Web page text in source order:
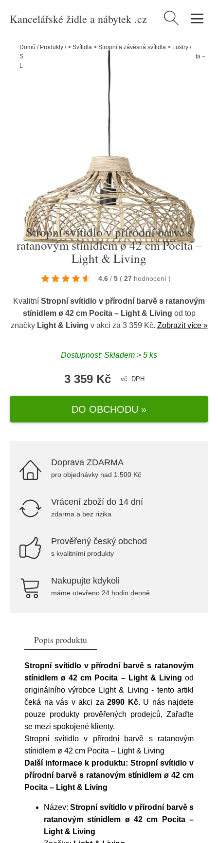
Kancelářské židle a nábytek .cz Vyhledávání
Domů / Produkty /> Svítidla > Stropní a závěsná svítidla > Lustry /
Stropní svítidlo v přírodní barvě s ratanovým stínidlem ø 42 cm Pocita –
Light & Living
Stropní svítidlo v přírodní barvě s
ratanovým stínidlem ø 42 cm Pocita –
Light & Living
4.6 / 5 ( 27 hodnocení )
Kvalitní Stropní svítidlo v přírodní barvě s ratanovým
stínidlem ø 42 cm Pocita – Light & Living od top
značky Light & Living v akci za 3 359 Kč. Zobrazit více »
Dostupnost: Skladem > 5 ks
3 359 Kč vč. DPH
DO OBCHODU »
Doprava ZDARMA
pro objednávky nad 1.500 Kč
Vrácení zboží do 14 dní
zdarma a bez rizika
Prověřený český obchod
s kvalitními produkty
Nakupujte kdykoli
máme otevřeno 24 hodin denně
Popis produktu
Stropní svítidlo v přírodní barvě s ratanovým
stínidlem ø 42 cm Pocita – Light & Living od
originálního výrobce Light & Living - tento artikl
čeká na vás v akci za 2990 Kč. U nás najdete
pouze produkty prověřených prodejců, Zařaďte
se mezi spokojené klienty.
Stropní svítidlo v přírodní barvě s ratanovým
stínidlem ø 42 cm Pocita – Light & Living
Další informace k produktu: Stropní svítidlo v
přírodní barvě s ratanovým stínidlem ø 42 cm
Pocita – Light & Living
Název:Stropní svítidlo v přírodní barvě s
ratanovým stínidlem ø 42 cm Pocita –
Light & Living